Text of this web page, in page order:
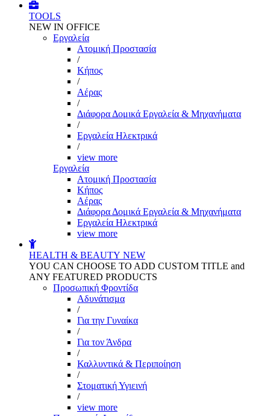
TOOLS
NEW IN OFFICE
Εργαλεία
Aτομική Προστασία
/
Kήπος
/
Αέρας
/
Διάφορα Δομικά Εργαλεία & Μηχανήματα
/
Εργαλεία Ηλεκτρικά
/
view more
Εργαλεία
Aτομική Προστασία
Kήπος
Αέρας
Διάφορα Δομικά Εργαλεία & Μηχανήματα
Εργαλεία Ηλεκτρικά
view more
HEALTH & BEAUTY NEW
YOU CAN CHOOSE TO ADD CUSTOM TITLE and
ANY FEATURED PRODUCTS
Προσωπική Φροντίδα
Αδυνάτισμα
/
Για την Γυναίκα
/
Για τον Άνδρα
/
Καλλυντικά & Περιποίηση
/
Στοματική Υγιεινή
/
view more